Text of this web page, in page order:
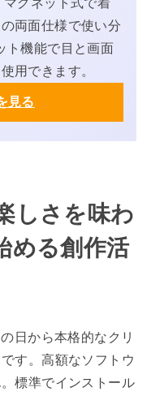
両面仕様で使い分
ト機能で目と画面
用できます。
見る
しさを味わ
める創作活
日から本格的なクリ
す。高額なソフトウ
標準でインストール